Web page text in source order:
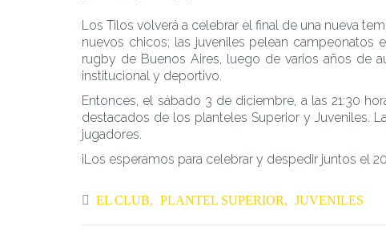
Los Tilos volverá a celebrar el final de una nueva
nuevos chicos; las juveniles pelean
rugby de Buenos Aires, luego de varios años de
institucional y deportivo.
Entonces, el sábado 3 de diciembre, a las 21:30
destacados de los planteles Superior y Juveniles.
jugadores.
¡Los esperamos para celebrar y despedir juntos el
EL CLUB PLANTEL SUPERIOR JUVENILES